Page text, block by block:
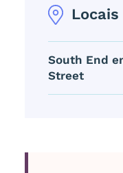
South End
Street